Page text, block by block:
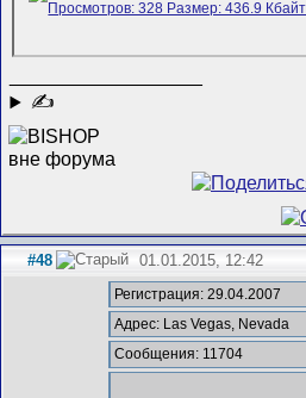
✍
#48 01.01.2015, 12:42
Регистрация: 29.04.2007
Адрес: Las Vegas, Nevada
Сообщения: 11704